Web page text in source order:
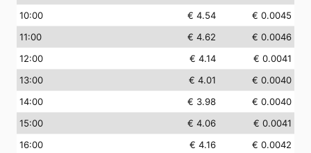
10:00 € 4.54
€ 0.0045
11:00 € 4.62
€ 0.0046
12:00 € 4.14
€ 0.0041
13:00 € 4.01
€ 0.0040
14:00 € 3.98
€ 0.0040
15:00 € 4.06
€ 0.0041
16:00 € 4.16
€ 0.0042